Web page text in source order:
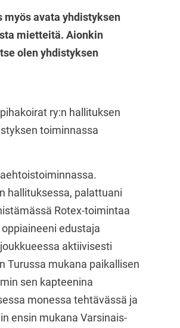
avata yhdistyksen
mietteitä. Aionkin
olen yhdistyksen
ry:n hallituksen
toiminnassa
hallituksessa, palattuani
Rotex-toimintaa
edustaja
aktiivisesti
Turussa mukana paikallisen
sen kapteenina
monessa tehtävässä ja
ensin mukana Varsinais-